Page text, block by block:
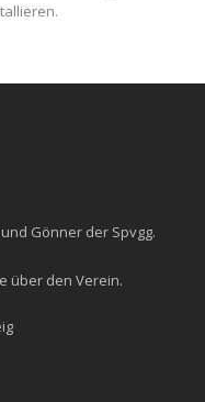
Gönner der Spvgg.
über den Verein.